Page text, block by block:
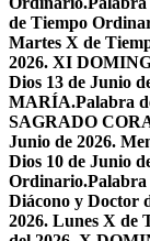
de Tiempo
Martes X de
2026. XI
Dios 13 de Junio
MARÍA.Palabra
SAGRADO
Junio de 2026.
Dios 10 de Junio
Ordinario.Palabra
Diácono y Doctor
2026. Lunes X de